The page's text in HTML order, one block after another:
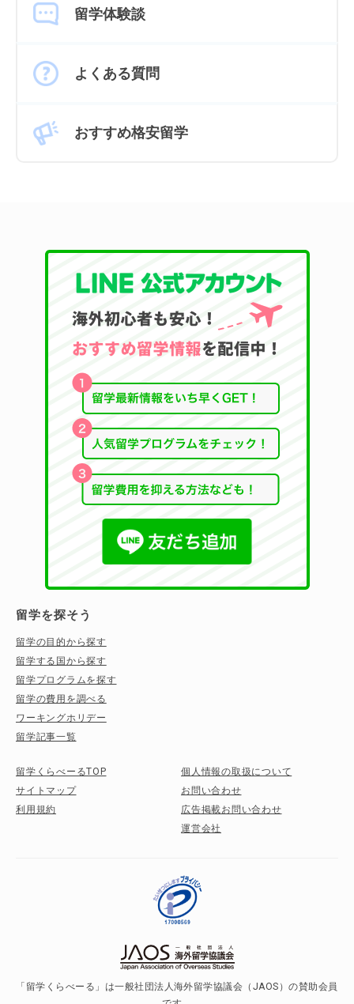
留学体験談
よくある質問
おすすめ格安留学
留学を探そう
留学の目的から探す
留学する国から探す
留学プログラムを探す
留学の費用を調べる
ワーキングホリデー
留学記事一覧
留学くらべーるTOP
サイトマップ
利用規約
個人情報の取扱について
お問い合わせ
広告掲載お問い合わせ
運営会社
「留学くらべーる」は一般社団法人海外留学協議会（JAOS）の賛助会員